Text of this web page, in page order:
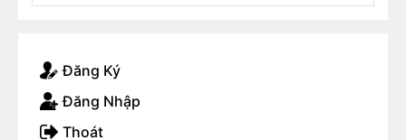
Đăng Ký
Đăng Nhập
Thoát